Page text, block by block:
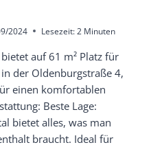
2024 Lesezeit:2 Minuten
auf 61 m² Platz für
der Oldenburgstraße 4,
einen komfortablen
Beste Lage:
bietet alles, was man
braucht. Ideal für